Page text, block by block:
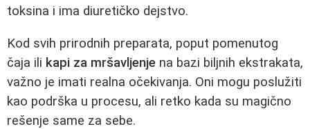
toksina i ima diuretičko dejstvo.
Kod svih prirodnih preparata, poput pomenutog
čaja ili kapi za mršavljenje na bazi biljnih ekstrakata,
važno je imati realna očekivanja. Oni mogu poslužiti
kao podrška u procesu, ali retko kada su magično
rešenje same za sebe.